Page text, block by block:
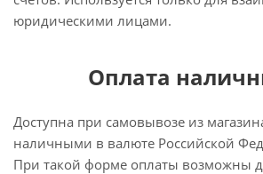
юридическими лицами.
Оплата
Доступна при самовывозе из
наличными в валюте Российской
При такой форме оплаты возможны